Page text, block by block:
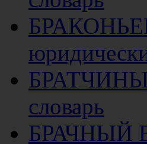
словарь
БРАЧНЫЙ